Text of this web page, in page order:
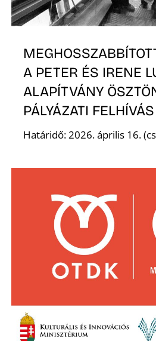
A PETER ÉS IRENE
ALAPÍTVÁNY
PÁLYÁZATI FELHÍVÁS
Határidő: 2026. április 16.